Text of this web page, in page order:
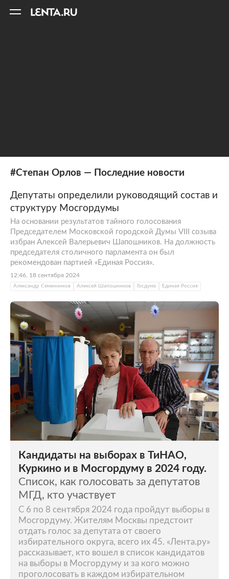
#Степан Орлов — Последние новости
Депутаты определили руководящий состав и
структуру Мосгордумы
На основании результатов тайного голосования
Председателем Московской городской Думы VIII созыва
избран Алексей Валерьевич Шапошников. На должность
председателя столичного парламента он был
рекомендован партией «Единая Россия».
12:46, 18 сентября 2024
Александр Семенников Алексей Шапошников Госдума Единая Россия
Кандидаты на выборах в ТиНАО,
Куркино и в Мосгордуму в 2024 году.
Список, как голосовать за депутатов
МГД, кто участвует
С 6 по 8 сентября 2024 года пройдут выборы в
Мосгордуму. Жителям Москвы предстоит
отдать голос за депутата от своего
избирательного округа, всего их 45. «Лента.ру»
рассказывает, кто вошел в список кандидатов
на выборы в Мосгордуму и за кого можно
проголосовать в каждом избирательном